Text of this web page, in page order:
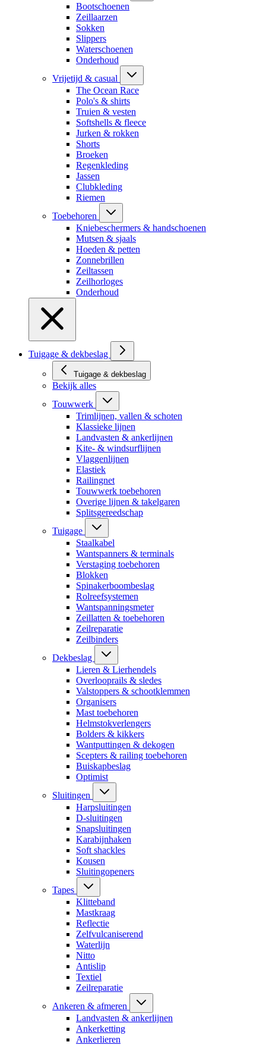
Bootschoenen
Zeillaarzen
Sokken
Slippers
Waterschoenen
Onderhoud
Vrijetijd & casual
The Ocean Race
Polo's & shirts
Truien & vesten
Softshells & fleece
Jurken & rokken
Shorts
Broeken
Regenkleding
Jassen
Clubkleding
Riemen
Toebehoren
Kniebeschermers & handschoenen
Mutsen & sjaals
Hoeden & petten
Zonnebrillen
Zeiltassen
Zeilhorloges
Onderhoud
Tuigage & dekbeslag
Tuigage & dekbeslag
Bekijk alles
Touwwerk
Trimlijnen, vallen & schoten
Klassieke lijnen
Landvasten & ankerlijnen
Kite- & windsurflijnen
Vlaggenlijnen
Elastiek
Railingnet
Touwwerk toebehoren
Overige lijnen & takelgaren
Splitsgereedschap
Tuigage
Staalkabel
Wantspanners & terminals
Verstaging toebehoren
Blokken
Spinakerboombeslag
Rolreefsystemen
Wantspanningsmeter
Zeillatten & toebehoren
Zeilreparatie
Zeilbinders
Dekbeslag
Lieren & Lierhendels
Overlooprails & sledes
Valstoppers & schootklemmen
Organisers
Mast toebehoren
Helmstokverlengers
Bolders & kikkers
Wantputtingen & dekogen
Scepters & railing toebehoren
Buiskapbeslag
Optimist
Sluitingen
Harpsluitingen
D-sluitingen
Snapsluitingen
Karabijnhaken
Soft shackles
Kousen
Sluitingopeners
Tapes
Klitteband
Mastkraag
Reflectie
Zelfvulcaniserend
Waterlijn
Nitto
Antislip
Textiel
Zeilreparatie
Ankeren & afmeren
Landvasten & ankerlijnen
Ankerketting
Ankerlieren